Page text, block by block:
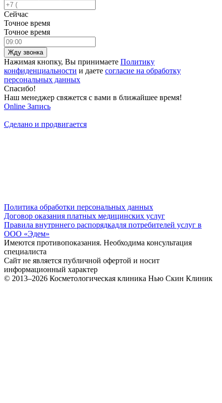
Сейчас
Точное время
Точное время
Жду звонка
Нажимая кнопку, Вы принимаете Политику
конфиденциальности и даете согласие на обработку
персональных данных
Спасибо!
Наш менеджер свяжется с вами в ближайшее время!
Online Запись
Сделано и продвигается
Политика обработки персональных данных
Договор оказания платных медицинских услуг
Правила внутрннего распорядкадля потребителей услуг в
ООО «Эдем»
Имеются противопоказания. Необходима консультация
специалиста
Сайт не является публичной офертой и носит
информационный характер
© 2013–2026 Косметологическая клиника Нью Скин Клиник